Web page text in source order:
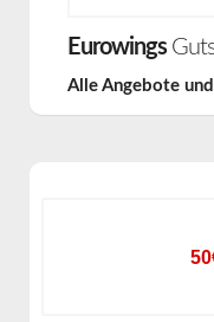
Eurowings
Alle Angebote